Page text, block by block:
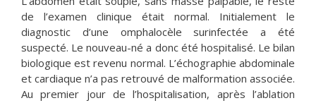
de l’examen clinique était normal. Initialement le
diagnostic d’une omphalocèle surinfectée a été
suspecté. Le nouveau-né a donc été hospitalisé. Le bilan
biologique est revenu normal. L’échographie abdominale
et cardiaque n’a pas retrouvé de malformation associée.
Au premier jour de l’hospitalisation, après l’ablation